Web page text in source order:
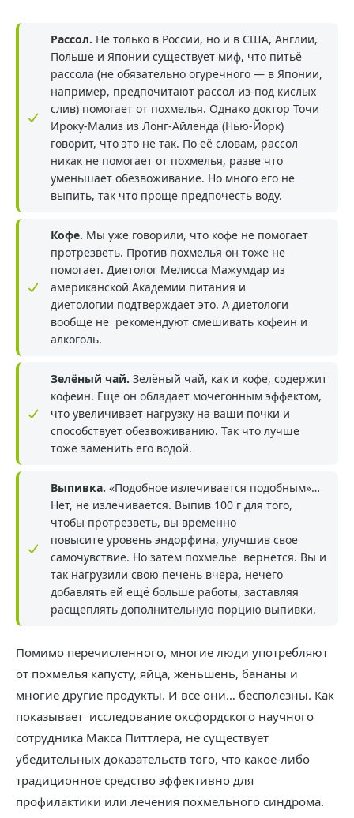
Рассол. Не только в России, но и в США, Англии,
Польше и Японии существует миф, что питьё
рассола (не обязательно огуречного — в Японии,
например, предпочитают рассол из-под кислых
слив) помогает от похмелья. Однако доктор Точи
Ироку-Мализ из Лонг-Айленда (Нью-Йорк)
говорит, что это не так. По её словам, рассол
никак не помогает от похмелья, разве что
уменьшает обезвоживание. Но много его не
выпить, так что проще предпочесть воду.
Кофе. Мы уже говорили, что кофе не помогает
протрезветь. Против похмелья он тоже не
помогает. Диетолог Мелисса Мажумдар из
американской Академии питания и
диетологии подтверждает это. А диетологи
вообще не рекомендуют смешивать кофеин и
алкоголь.
Зелёный чай. Зелёный чай, как и кофе, содержит
кофеин. Ещё он обладает мочегонным эффектом,
что увеличивает нагрузку на ваши почки и
способствует обезвоживанию. Так что лучше
тоже заменить его водой.
Выпивка. «Подобное излечивается подобным»…
Нет, не излечивается. Выпив 100 г для того,
чтобы протрезветь, вы временно
повысите уровень эндорфина, улучшив свое
самочувствие. Но затем похмелье вернётся. Вы и
так нагрузили свою печень вчера, нечего
добавлять ей ещё больше работы, заставляя
расщеплять дополнительную порцию выпивки.
Помимо перечисленного, многие люди употребляют
от похмелья капусту, яйца, женьшень, бананы и
многие другие продукты. И все они… бесполезны. Как
показывает исследование оксфордского научного
сотрудника Макса Питтлера, не существует
убедительных доказательств того, что какое-либо
традиционное средство эффективно для
профилактики или лечения похмельного синдрома.